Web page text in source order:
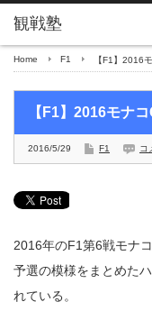
Home F1 【F1】2016
【F1】2016モナ
2016/5/29 F1 コ
2016年のF1第6戦モナ
予選の模様をまとめた
れている。